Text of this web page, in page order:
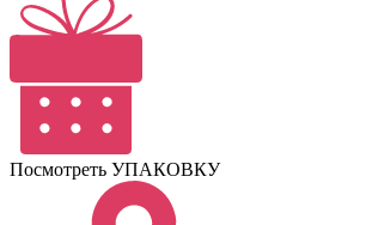
Посмотреть УПАКОВКУ